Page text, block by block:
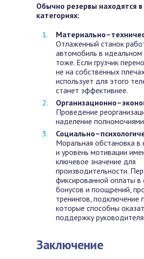
Обычно резервы находятся
категориях:
Отлаженный станок
автомобиль в идеальном
тоже. Если грузчик
не на собственных
использует для этого
станет эффективнее.
Проведение
наделение
Моральная обстановка в
и уровень мотивации
ключевое значение для
производительности.
фиксированной оплаты
бонусов и поощрений,
тренингов, подключение
которые способны
поддержку
Заключение